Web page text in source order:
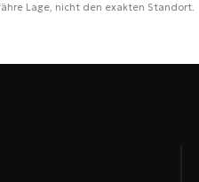
Lage, nicht den exakten Standort.